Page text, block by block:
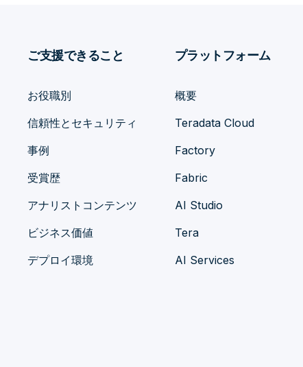
ご支援できること
お役職別
信頼性とセキュリティ
事例
受賞歴
アナリストコンテンツ
ビジネス価値
デプロイ環境
プラットフォーム
概要
Teradata Cloud
Factory
Fabric
AI Studio
Tera
AI Services